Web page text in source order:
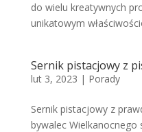
do wielu kreatywnych
unikatowym
Sernik pistacjowy z
lut 3, 2023 | Porady
Sernik pistacjowy z
bywalec Wielkanocnego